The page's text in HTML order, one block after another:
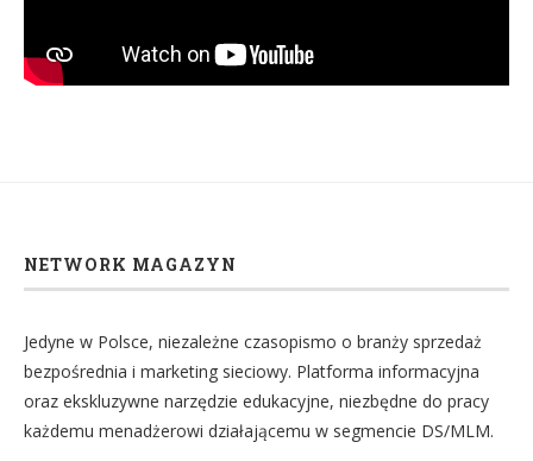
NETWORK MAGAZYN
Jedyne w Polsce, niezależne czasopismo o branży sprzedaż
bezpośrednia i marketing sieciowy. Platforma informacyjna
oraz ekskluzywne narzędzie edukacyjne, niezbędne do pracy
każdemu menadżerowi działającemu w segmencie DS/MLM.